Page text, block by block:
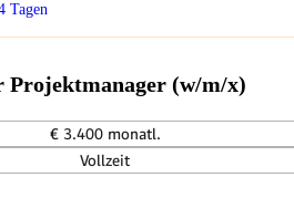
Tagen
Projektmanager (w/m/x)
€ 3.400 monatl.
Vollzeit